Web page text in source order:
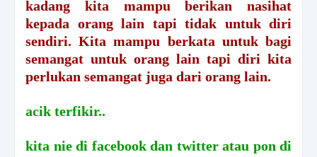
kadang kita mampu berikan nasihat
kepada orang lain tapi tidak untuk diri
sendiri. Kita mampu berkata untuk bagi
semangat untuk orang lain tapi diri kita
perlukan semangat juga dari orang lain.
acik terfikir..
kita nie di facebook dan twitter atau pon di